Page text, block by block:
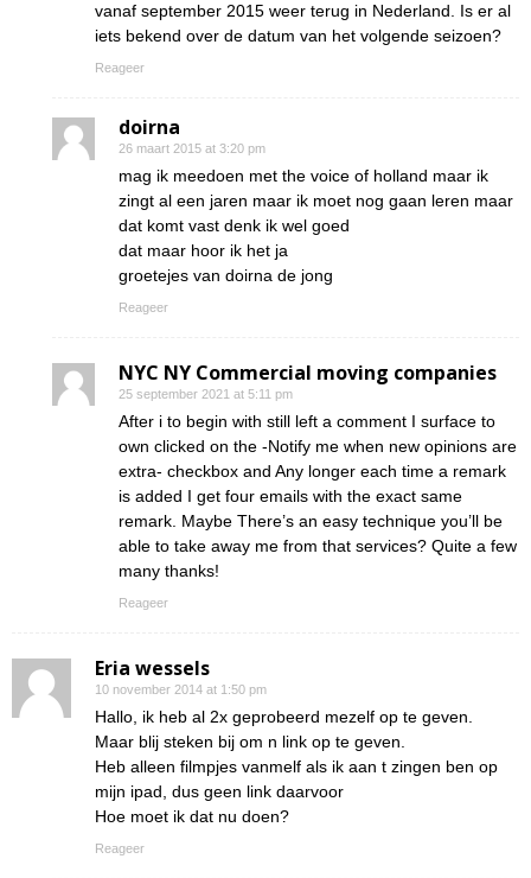
vanaf september 2015 weer terug in Nederland. Is er al
iets bekend over de datum van het volgende seizoen?
Reageer
doirna
26 maart 2015 at 3:20 pm
mag ik meedoen met the voice of holland maar ik
zingt al een jaren maar ik moet nog gaan leren maar
dat komt vast denk ik wel goed
dat maar hoor ik het ja
groetejes van doirna de jong
Reageer
NYC NY Commercial moving companies
25 september 2021 at 5:11 pm
After i to begin with still left a comment I surface to
own clicked on the -Notify me when new opinions are
extra- checkbox and Any longer each time a remark
is added I get four emails with the exact same
remark. Maybe There’s an easy technique you’ll be
able to take away me from that services? Quite a few
many thanks!
Reageer
Eria wessels
10 november 2014 at 1:50 pm
Hallo, ik heb al 2x geprobeerd mezelf op te geven.
Maar blij steken bij om n link op te geven.
Heb alleen filmpjes vanmelf als ik aan t zingen ben op
mijn ipad, dus geen link daarvoor
Hoe moet ik dat nu doen?
Reageer